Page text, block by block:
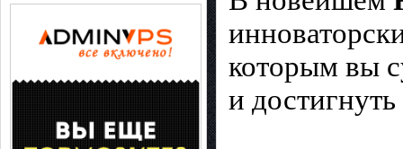
которым вы
и